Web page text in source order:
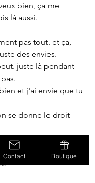
bien, ça me
là aussi.
pas tout. et ça,
des envies.
juste là pendant
et j'ai envie que tu
se donne le droit
droit d'avoir envie
Contact Boutique